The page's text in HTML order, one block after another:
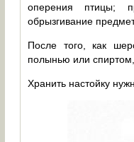
оперения птицы;
обрызгивание
После того, как
полынью или спиртом,
Хранить настойку